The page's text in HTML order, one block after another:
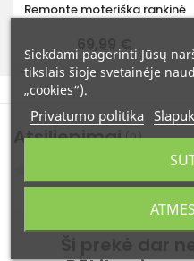
Remonte moteriška rankinė
69,99 €
Atsiliepimai(0)
Atsiliepimų:
Siekdami pagerinti Jūsų
tikslais šioje svetainėje
„cookies“).
Privatumo politika